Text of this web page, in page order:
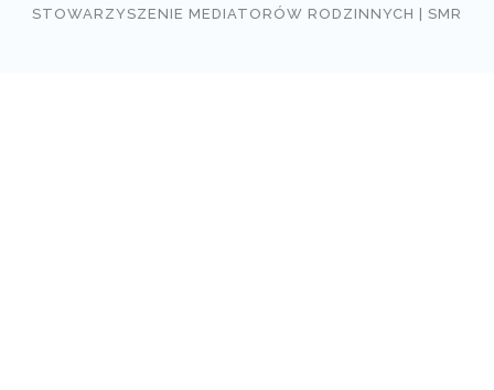
STOWARZYSZENIE MEDIATORÓW RODZINNYCH | SMR